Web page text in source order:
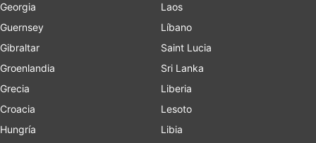
Georgia
Guernsey
Gibraltar
Groenlandia
Grecia
Croacia
Hungría
Laos
Líbano
Saint Lucia
Sri Lanka
Liberia
Lesoto
Libia